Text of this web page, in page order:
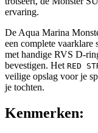
ervaring.
De Aqua Marina
een complete vaarklare
met handige RVS D-
bevestigen. Het RED
veilige opslag voor je
je tochten.
Kenmerken: